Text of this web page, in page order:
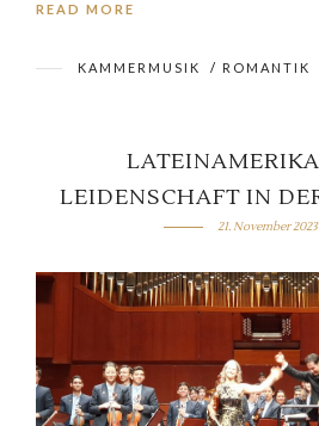
READ MORE
KAMMERMUSIK / ROMANTIK
LEIDENSCHAFT IN
21. November 2023